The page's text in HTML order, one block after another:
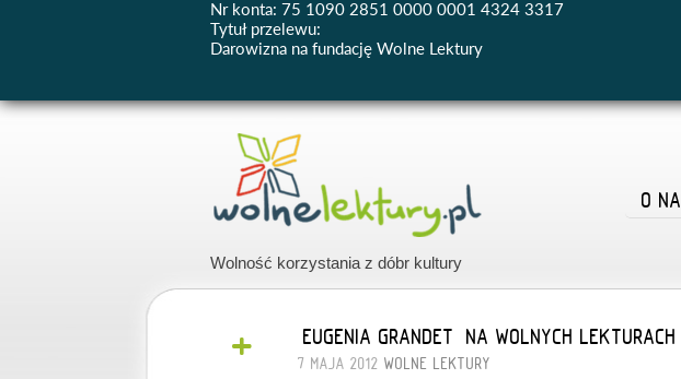
Nr konta: 75 1090 2851 0000 0001 4324 3317
Tytuł przelewu:
Darowizna na fundację Wolne Lektury
Wolność korzystania z dóbr kultury
O
+ „EUGENIA GRANDET” NA WOLNYCH LEKTURACH
7 MAJA 2012 WOLNE LEKTURY